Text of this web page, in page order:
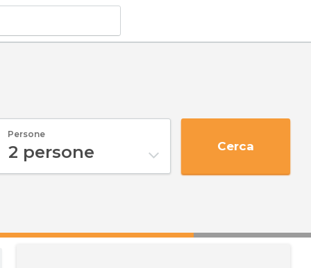
Persone
2 persone Cerca